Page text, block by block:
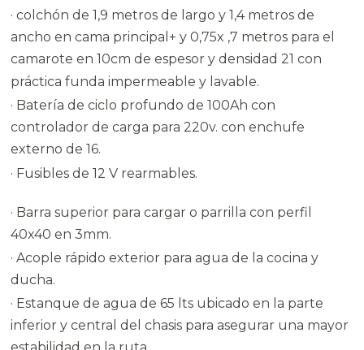
· colchón de 1,9 metros de largo y 1,4 metros de
ancho en cama principal+ y 0,75x ,7 metros para el
camarote en 10cm de espesor y densidad 21 con
práctica funda impermeable y lavable.
· Batería de ciclo profundo de 100Ah con
controlador de carga para 220v. con enchufe
externo de 16.
· Fusibles de 12 V rearmables.
· Barra superior para cargar o parrilla con perfil
40x40 en 3mm.
· Acople rápido exterior para agua de la cocina y
ducha.
· Estanque de agua de 65 lts ubicado en la parte
inferior y central del chasis para asegurar una mayor